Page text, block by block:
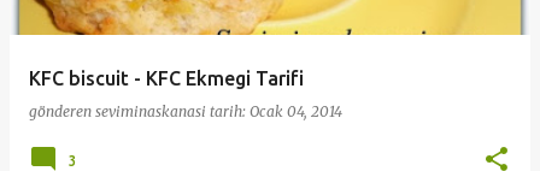
KFC biscuit - KFC Ekmegi Tarifi
gönderen seviminaskanasi tarih: Ocak 04, 2014
3